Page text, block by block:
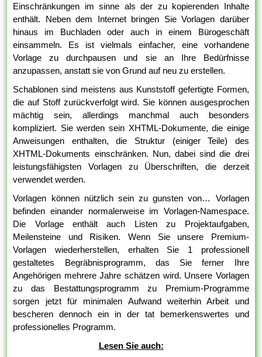
Einschränkungen im sinne als der zu kopierenden Inhalte
enthält. Neben dem Internet bringen Sie Vorlagen darüber
hinaus im Buchladen oder auch in einem Bürogeschäft
einsammeln. Es ist vielmals einfacher, eine vorhandene
Vorlage zu durchpausen und sie an Ihre Bedürfnisse
anzupassen, anstatt sie von Grund auf neu zu erstellen.
Schablonen sind meistens aus Kunststoff gefertigte Formen,
die auf Stoff zurückverfolgt wird. Sie können ausgesprochen
mächtig sein, allerdings manchmal auch besonders
kompliziert. Sie werden sein XHTML-Dokumente, die einige
Anweisungen enthalten, die Struktur (einiger Teile) des
XHTML-Dokuments einschränken. Nun, dabei sind die drei
leistungsfähigsten Vorlagen zu Überschriften, die derzeit
verwendet werden.
Vorlagen können nützlich sein zu gunsten von… Vorlagen
befinden einander normalerweise im Vorlagen-Namespace.
Die Vorlage enthält auch Listen zu Projektaufgaben,
Meilensteine und Risiken. Wenn Sie unsere Premium-
Vorlagen wiederherstellen, erhalten Sie 1 professionell
gestaltetes Begräbnisprogramm, das Sie ferner Ihre
Angehörigen mehrere Jahre schätzen wird. Unsere Vorlagen
zu das Bestattungsprogramm zu Premium-Programme
sorgen jetzt für minimalen Aufwand weiterhin Arbeit und
bescheren dennoch ein in der tat bemerkenswertes und
professionelles Programm.
Lesen Sie auch: